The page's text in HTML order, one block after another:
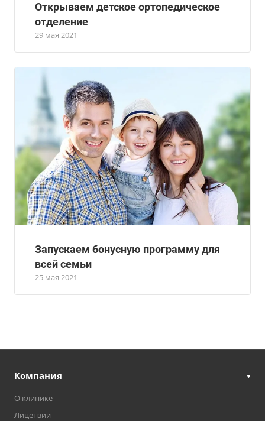
Открываем детское ортопедическое
отделение
29 мая 2021
Запускаем бонусную программу для
всей семьи
25 мая 2021
Компания
О клинике
Лицензии